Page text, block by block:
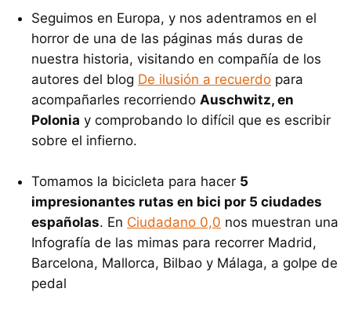
Seguimos en Europa, y nos adentramos en el
horror de una de las páginas más duras de
nuestra historia, visitando en compañía de los
autores del blog De ilusión a recuerdo para
acompañarles recorriendo Auschwitz, en
Polonia y comprobando lo difícil que es escribir
sobre el infierno.
Tomamos la bicicleta para hacer 5
impresionantes rutas en bici por 5 ciudades
españolas. En Ciudadano 0,0 nos muestran una
Infografía de las mimas para recorrer Madrid,
Barcelona, Mallorca, Bilbao y Málaga, a golpe de
pedal